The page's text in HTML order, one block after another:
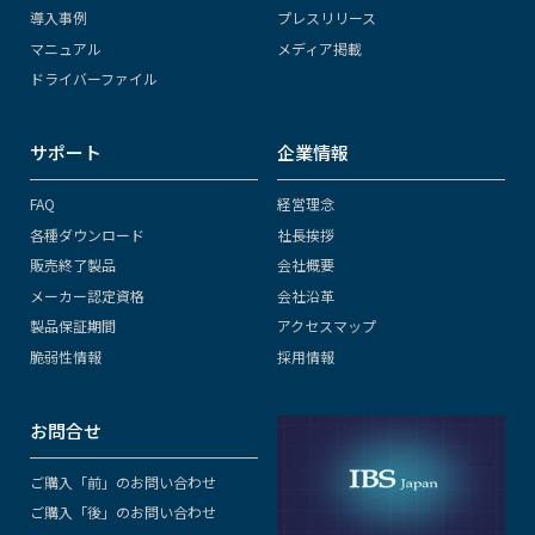
導入事例
マニュアル
ドライバーファイル
プレスリリース
メディア掲載
サポート
FAQ
各種ダウンロード
販売終了製品
メーカー認定資格
製品保証期間
脆弱性情報
企業情報
経営理念
社長挨拶
会社概要
会社沿革
アクセスマップ
採用情報
お問合せ
ご購入「前」のお問い合わせ
ご購入「後」のお問い合わせ